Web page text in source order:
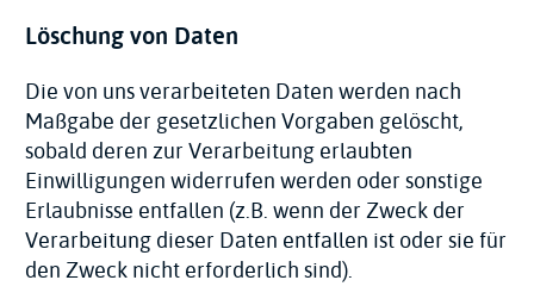
Löschung von Daten
Die von uns verarbeiteten Daten werden nach
Maßgabe der gesetzlichen Vorgaben gelöscht,
sobald deren zur Verarbeitung erlaubten
Einwilligungen widerrufen werden oder sonstige
Erlaubnisse entfallen (z.B. wenn der Zweck der
Verarbeitung dieser Daten entfallen ist oder sie für
den Zweck nicht erforderlich sind).